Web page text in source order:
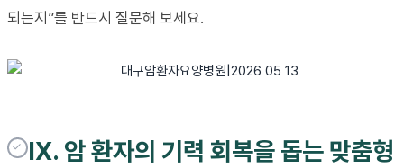
되는지”를 반드시 질문해 보세요.
IX. 암 환자의 기력 회복을 돕는 맞춤형